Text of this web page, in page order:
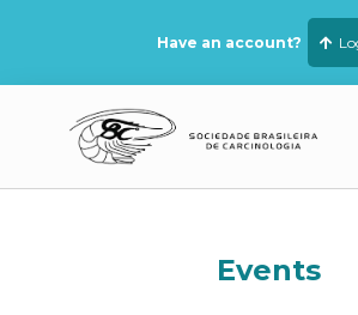
Have an account?
Events